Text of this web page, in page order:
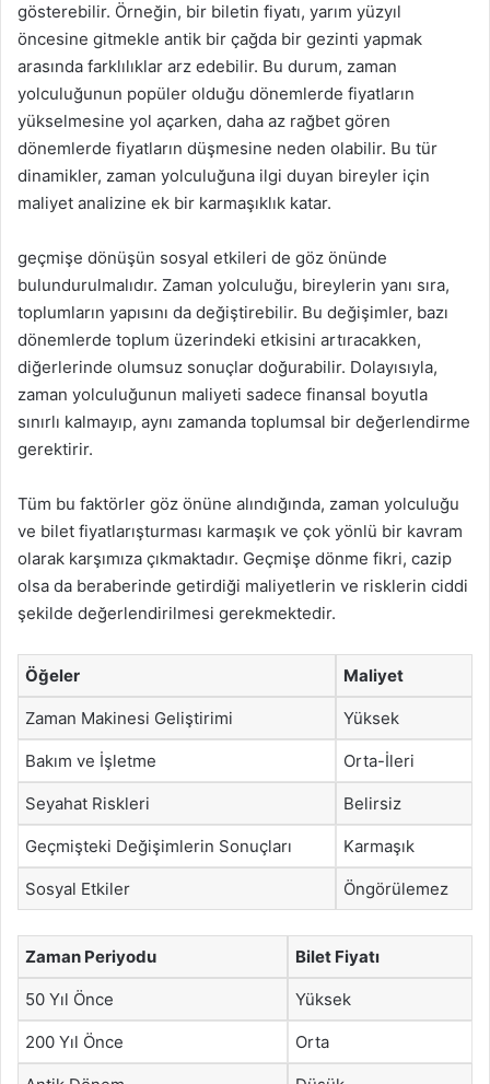
gösterebilir. Örneğin, bir biletin fiyatı, yarım yüzyıl
öncesine gitmekle antik bir çağda bir gezinti yapmak
arasında farklılıklar arz edebilir. Bu durum, zaman
yolculuğunun popüler olduğu dönemlerde fiyatların
yükselmesine yol açarken, daha az rağbet gören
dönemlerde fiyatların düşmesine neden olabilir. Bu tür
dinamikler, zaman yolculuğuna ilgi duyan bireyler için
maliyet analizine ek bir karmaşıklık katar.
geçmişe dönüşün sosyal etkileri de göz önünde
bulundurulmalıdır. Zaman yolculuğu, bireylerin yanı sıra,
toplumların yapısını da değiştirebilir. Bu değişimler, bazı
dönemlerde toplum üzerindeki etkisini artıracakken,
diğerlerinde olumsuz sonuçlar doğurabilir. Dolayısıyla,
zaman yolculuğunun maliyeti sadece finansal boyutla
sınırlı kalmayıp, aynı zamanda toplumsal bir değerlendirme
gerektirir.
Tüm bu faktörler göz önüne alındığında, zaman yolculuğu
ve bilet fiyatlarışturması karmaşık ve çok yönlü bir kavram
olarak karşımıza çıkmaktadır. Geçmişe dönme fikri, cazip
olsa da beraberinde getirdiği maliyetlerin ve risklerin ciddi
şekilde değerlendirilmesi gerekmektedir.
Öğeler Maliyet
Zaman Makinesi Geliştirimi Yüksek
Bakım ve İşletme Orta-İleri
Seyahat Riskleri Belirsiz
Geçmişteki Değişimlerin Sonuçları Karmaşık
Sosyal Etkiler Öngörülemez
Zaman Periyodu Bilet Fiyatı
50 Yıl Önce Yüksek
200 Yıl Önce Orta